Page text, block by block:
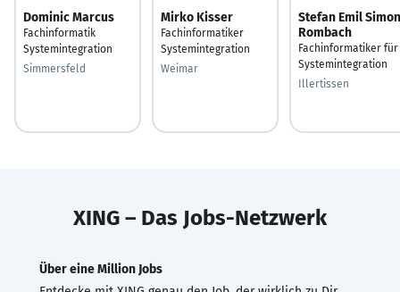
Dominic Marcus
Fachinformatik
Systemintegration
Simmersfeld
Mirko Kisser
Fachinformatiker
Systemintegration
Weimar
Stefan Emil Simon
Rombach
Fachinformatiker für
Systemintegration
Illertissen
XING – Das Jobs-Netzwerk
Über eine Million Jobs